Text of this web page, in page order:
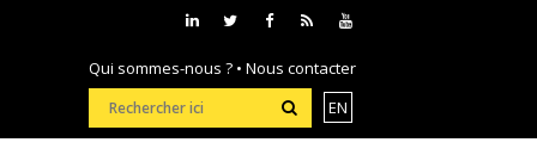
Qui sommes-nous ? • Nous contacter
EN